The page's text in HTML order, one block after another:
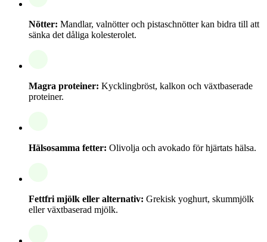
Nötter: Mandlar, valnötter och pistaschnötter kan bidra till att
sänka det dåliga kolesterolet.
Magra proteiner: Kycklingbröst, kalkon och växtbaserade
proteiner.
Hälsosamma fetter: Olivolja och avokado för hjärtats hälsa.
Fettfri mjölk eller alternativ: Grekisk yoghurt, skummjölk
eller växtbaserad mjölk.